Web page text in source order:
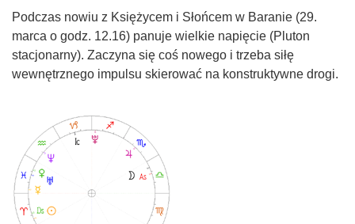
Podczas nowiu z Księżycem i Słońcem w Baranie (29.
marca o godz. 12.16) panuje wielkie napięcie (Pluton
stacjonarny). Zaczyna się coś nowego i trzeba siłę
wewnętrznego impulsu skierować na konstruktywne drogi.